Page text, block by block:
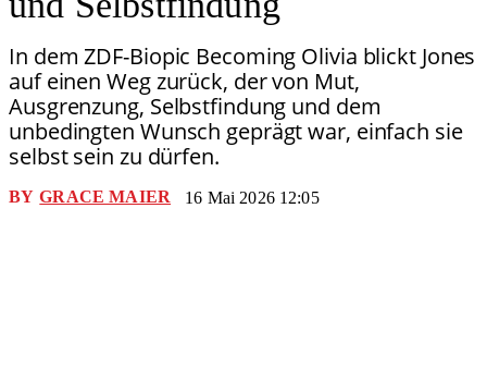
In dem ZDF-Biopic Becoming Olivia blickt Jones
auf einen Weg zurück, der von Mut,
Ausgrenzung, Selbstfindung und dem
unbedingten Wunsch geprägt war, einfach sie
selbst sein zu dürfen.
BY GRACE MAIER 16 Mai 2026 12:05